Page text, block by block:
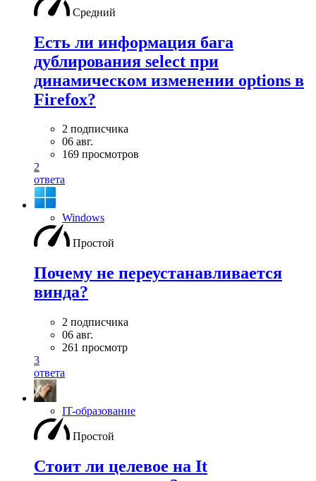
Средний
Есть ли информация бага
дублирования select при
динамическом изменении options в
Firefox?
2 подписчика
06 авг.
169 просмотров
2
ответа
Windows
Простой
Почему не переустанавливается
винда?
2 подписчика
06 авг.
261 просмотр
3
ответа
IT-образование
Простой
Стоит ли целевое на It